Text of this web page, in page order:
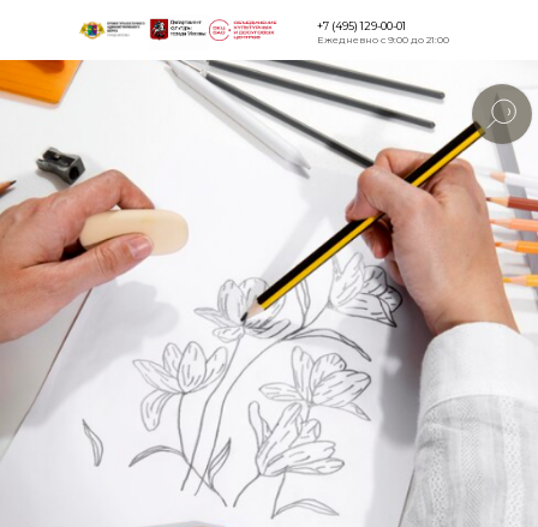
Версия для
+7 (495) 129-00-01
Ежедневно с 9:00 до 21:00